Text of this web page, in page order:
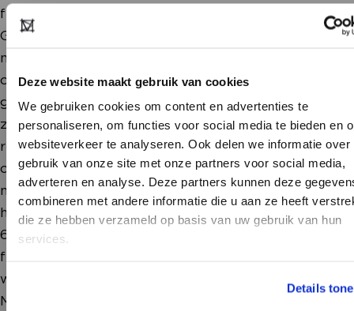
Deze website maakt gebruik van cookies
We gebruiken cookies om content en advertenties te
personaliseren, om functies voor social media te bieden en
websiteverkeer te analyseren. Ook delen we informatie over
gebruik van onze site met onze partners voor social media,
adverteren en analyse. Deze partners kunnen deze
combineren met andere informatie die u aan ze heeft
die ze hebben verzameld op basis van uw gebruik van hun
services.
Details
HEB JE NOG GEEN ACCOUNT?
functionaliteit en andere kenmerken bevat die aan
Gebruiker ter beschikking zijn gesteld op het
moment van levering inclusief alle zichtbare en
onzichtbare fouten en gebreken. Modefabriek
garandeert niet dat het Platform te allen tijde vrij zal
zijn van storingen of defecten. Modefabriek zal
redelijke inspanningen leveren om de
ononderbroken beschikbaarheid van haar systemen,
netwerken en het Platform te realiseren, maar biedt
hiervoor geen garanties.
6.2. Modefabriek heeft het recht om (de
functionaliteit van ) het Platform te allen tijde te
wijzigen. Feedback en suggesties zijn welkom, maar
Modefabriek maakt de uiteindelijke beslissing over